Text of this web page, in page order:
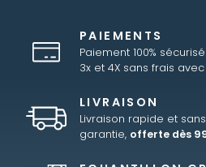
PAIEMENTS
Paiement 100% sécurisé
3x et 4X sans frais avec
LIVRAISON
Livraison rapide et
garantie, offerte dès